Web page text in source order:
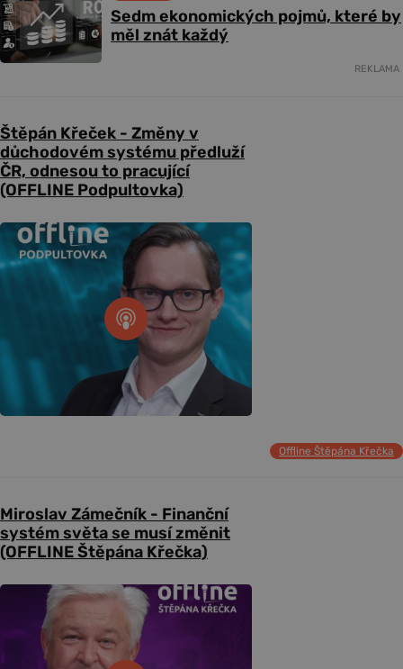
Sedm ekonomických pojmů, které by
měl znát každý
REKLAMA
Štěpán Křeček - Změny v
důchodovém systému předluží
ČR, odnesou to pracující
(OFFLINE Podpultovka)
Offline Štěpána Křečka
Miroslav Zámečník - Finanční
systém světa se musí změnit
(OFFLINE Štěpána Křečka)